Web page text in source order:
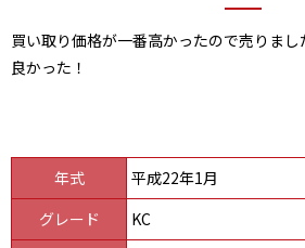
買い取り価格が一番高かったので売りまし
良かった！
年式
平成22年1月
グレード
KC